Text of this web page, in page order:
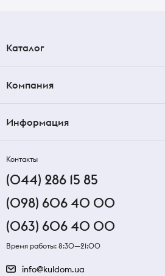
Каталог
Компания
Информация
Контакты
(044) 286 15 85
(098) 606 40 00
(063) 606 40 00
Время работы: 8:30—21:00
info@kuldom.ua